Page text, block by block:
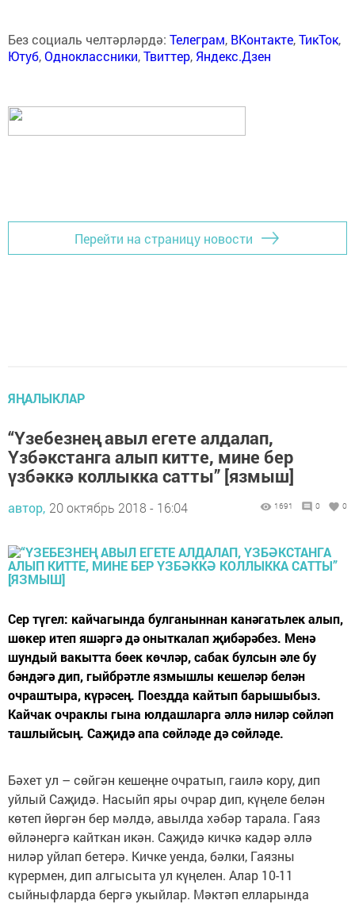
Без социаль челтәрләрдә: Телеграм, ВКонтакте,ТикТок,
Ютуб,Одноклассники,Твиттер, Яндекс.Дзен
Перейти на страницу новости
ЯҢАЛЫКЛАР
“Үзебезнең авыл егете алдалап,
Үзбәкстанга алып китте, мине бер
үзбәккә коллыкка сатты” [язмыш]
автор, 20 октябрь 2018 - 16:04 1691 0 0
Сер түгел: кайчагында булганыннан канә­гать­лек алып,
шөкер итеп яшәргә дә оныткалап җибәрәбез. Менә
шундый вакытта бө­ек көч­ләр, сабак булсын әле бу
бәндәгә дип, гый­брәт­ле язмышлы кешеләр бе­лән
очраштыра, күрәсең. Поездда кайтып барышыбыз.
Кайчак очраклы гына юлдашларга әллә ниләр сөйләп
ташлыйсың. Саҗидә апа сөйләде дә сөйләде.
Бәхет ул – сөйгән кешеңне очратып, гаилә кору, дип
уйлый Саҗидә. Насыйп яры оч­рар дип, күңеле белән
көтеп йөргән бер мәл­дә, авылда хәбәр тарала. Гаяз
өйләнергә кайткан икән. Саҗидә кичкә кадәр әллә
ниләр уйлап бе­те­рә. Кичке уенда, бәлки, Гаязны
күрермен, дип алгысыта ул күңелен. Алар 10-11
сыйныфларда бергә укыйлар. Мәктәп елларында